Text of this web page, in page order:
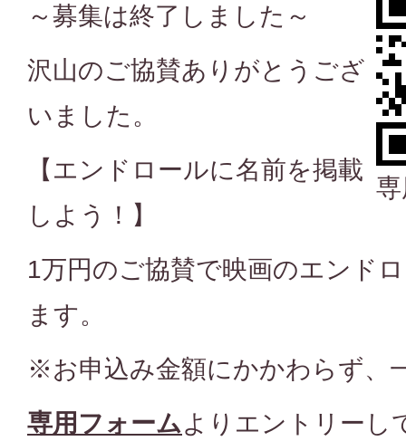
～募集は終了しました～
沢山のご協賛ありがとうござ
いました。
【エンドロールに名前を掲載
しよう！】
1万円のご協賛で映画のエンド
ます。
※お申込み金額にかかわらず、
専用フォームよりエントリーし